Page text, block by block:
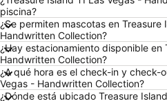
piscina?
¿Se permiten mascotas en Treasure
Handwritten Collection?
¿Hay estacionamiento disponible en
Handwritten Collection?
¿A qué hora es el check-in y check-
Vegas - Handwritten Collection?
¿Dónde está ubicado Treasure